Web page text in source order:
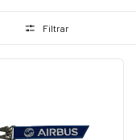
Filtrar